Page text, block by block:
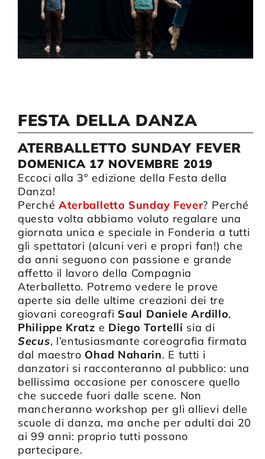
Compagnia
Calendario
FESTA DELLA DANZA
ATERBALLETTO SUNDAY FEVER
DOMENICA 17 NOVEMBRE 2019
Eccoci alla 3° edizione della Festa della
Danza!
Perché Aterballetto Sunday Fever? Perché
questa volta abbiamo voluto regalare una
giornata unica e speciale in Fonderia a tutti
gli spettatori (alcuni veri e propri fan!) che
da anni seguono con passione e grande
affetto il lavoro della Compagnia
Aterballetto. Potremo vedere le prove
aperte sia delle ultime creazioni dei tre
giovani coreografi Saul Daniele Ardillo,
Philippe Kratz e Diego Tortelli sia di
Secus, l’entusiasmante coreografia firmata
dal maestro Ohad Naharin. E tutti i
danzatori si racconteranno al pubblico: una
bellissima occasione per conoscere quello
che succede fuori dalle scene. Non
mancheranno workshop per gli allievi delle
scuole di danza, ma anche per adulti dai 20
ai 99 anni: proprio tutti possono
partecipare.